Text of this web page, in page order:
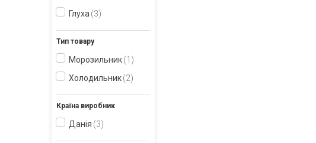
Глуха 3
Тип товару
Морозильник 1
Холодильник 2
Країна виробник
Данія 3